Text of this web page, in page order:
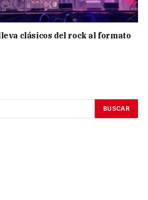
clásicos del rock al formato